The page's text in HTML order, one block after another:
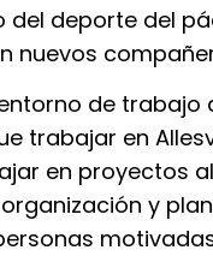
deporte del
nuevos
de trabajo
trabajar en
en proyectos
y